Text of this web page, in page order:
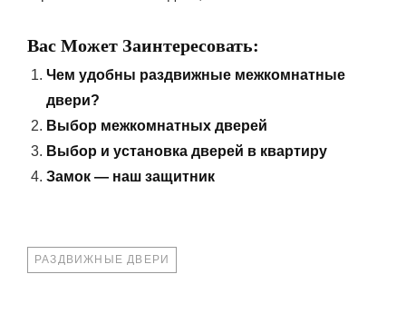
Вас Может Заинтересовать:
Чем удобны раздвижные межкомнатные
двери?
Выбор межкомнатных дверей
Выбор и установка дверей в квартиру
Замок — наш защитник
TAGS
РАЗДВИЖНЫЕ ДВЕРИ